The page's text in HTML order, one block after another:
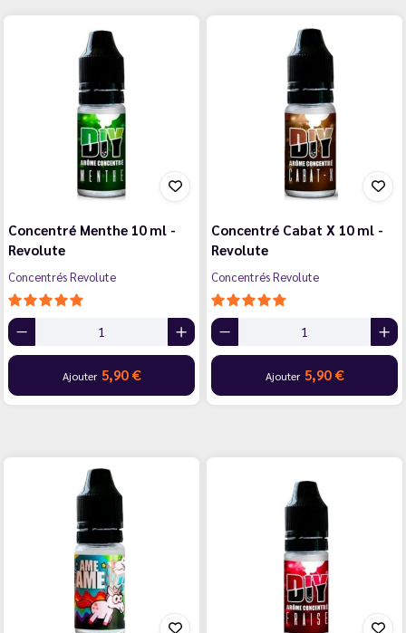
Concentré Menthe 10 ml -
Revolute
Concentrés Revolute
Ajouter 5,90 €
Concentré Cabat X 10 ml -
Revolute
Concentrés Revolute
Ajouter 5,90 €